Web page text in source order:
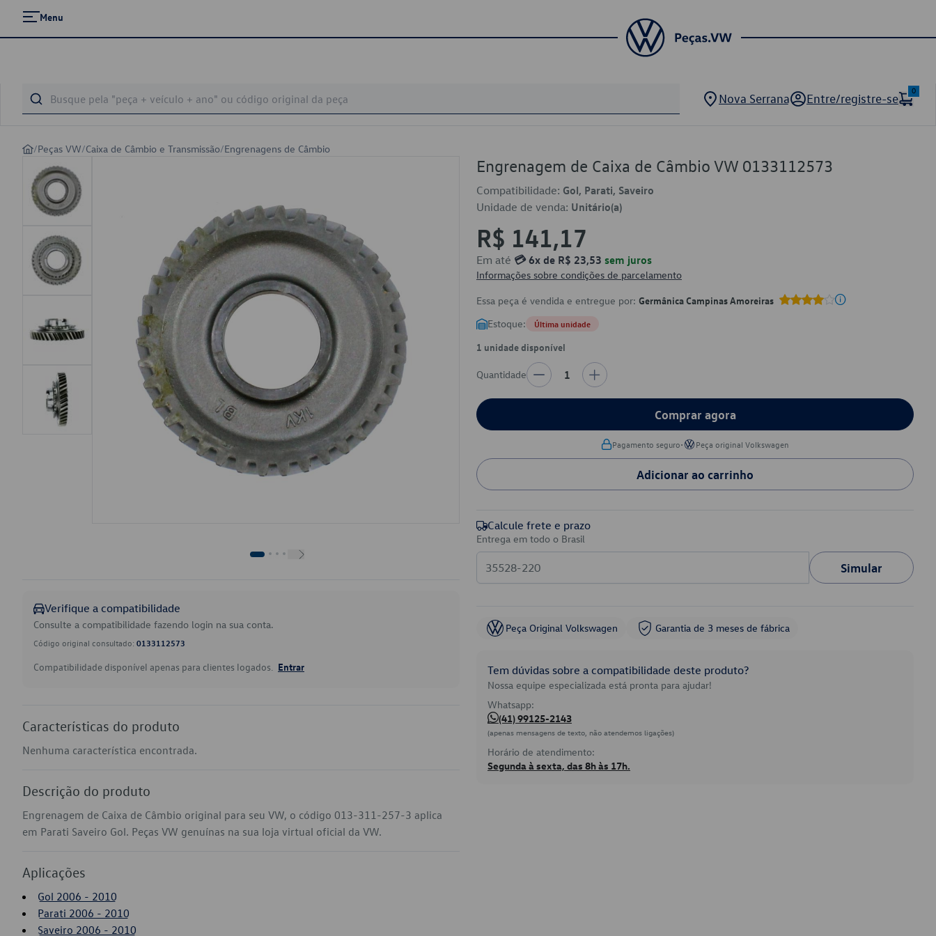
Menu
Nova Serrana Entre/registre-se
0
/Peças VW/Caixa de Câmbio e Transmissão/Engrenagens de Câmbio
Verifique a compatibilidade
Consulte a compatibilidade fazendo login na sua conta.
Código original consultado: 0133112573
Compatibilidade disponível apenas para clientes logados. Entrar
Características do produto
Nenhuma característica encontrada.
Descrição do produto
Engrenagem de Caixa de Câmbio original para seu VW, o código 013-311-257-3 aplica
em Parati Saveiro Gol. Peças VW genuínas na sua loja virtual oficial da VW.
Aplicações
Gol 2006 - 2010
Parati 2006 - 2010
Saveiro 2006 - 2010
Engrenagem de Caixa de Câmbio VW 0133112573
Compatibilidade: Gol, Parati, Saveiro
Unidade de venda: Unitário(a)
R$ 141,17
Em até 💳 6x de R$ 23,53 sem juros
Informações sobre condições de parcelamento
Essa peça é vendida e entregue por: Germânica Campinas Amoreiras
Estoque: Última unidade
1 unidade disponível
Quantidade 1
Comprar agora
Pagamento seguro• Peça original Volkswagen
Adicionar ao carrinho
Calcule frete e prazo
Entrega em todo o Brasil
Simular
Peça Original Volkswagen Garantia de 3 meses de fábrica
Tem dúvidas sobre a compatibilidade deste produto?
Nossa equipe especializada está pronta para ajudar!
Whatsapp:
(41) 99125-2143
(apenas mensagens de texto, não atendemos ligações)
Horário de atendimento:
Segunda à sexta, das 8h às 17h.